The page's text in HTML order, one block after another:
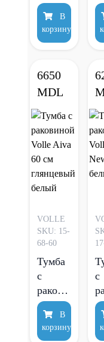
Volle
Fiesta
100 см
В
корзину
6650
MDL
VOLLE
SKU: 15-
68-60
Тумба
с
раковиной
Volle
Aiva
60 см
В
корзину
с